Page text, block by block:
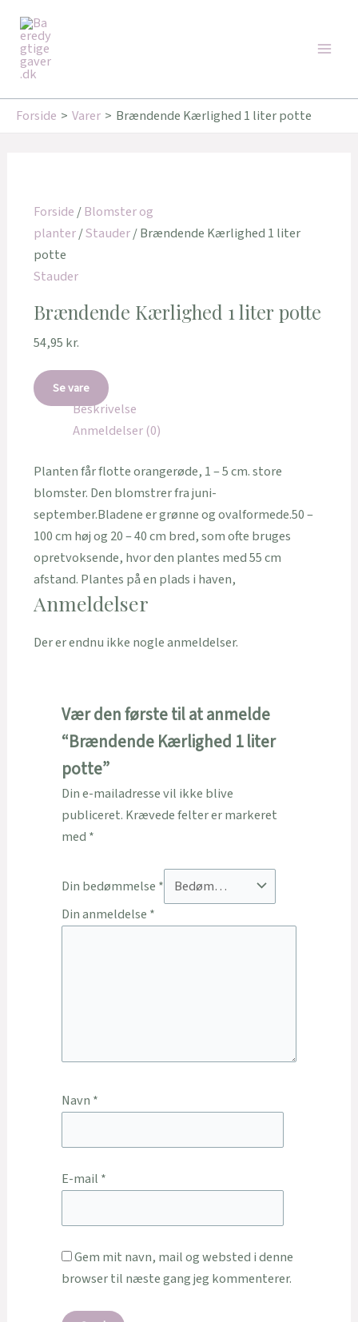
indholdet
Forside Varer Brændende Kærlighed 1 liter potte
Forside/Blomster og
planter/Stauder/ Brændende Kærlighed 1 liter
potte
Stauder
Brændende Kærlighed 1 liter potte
54,95 kr.
Se vare
Beskrivelse
Anmeldelser (0)
Planten får flotte orangerøde, 1 – 5 cm. store
blomster. Den blomstrer fra juni-
september.Bladene er grønne og ovalformede.50 –
100 cm høj og 20 – 40 cm bred, som ofte bruges
opretvoksende, hvor den plantes med 55 cm
afstand. Plantes på en plads i haven,
Anmeldelser
Der er endnu ikke nogle anmeldelser.
Vær den første til at anmelde
“Brændende Kærlighed 1 liter
potte”
Din e-mailadresse vil ikke blive
publiceret. Krævede felter er markeret
med *
Din bedømmelse *
Din anmeldelse *
Navn *
E-mail *
Gem mit navn, mail og websted i denne
browser til næste gang jeg kommenterer.